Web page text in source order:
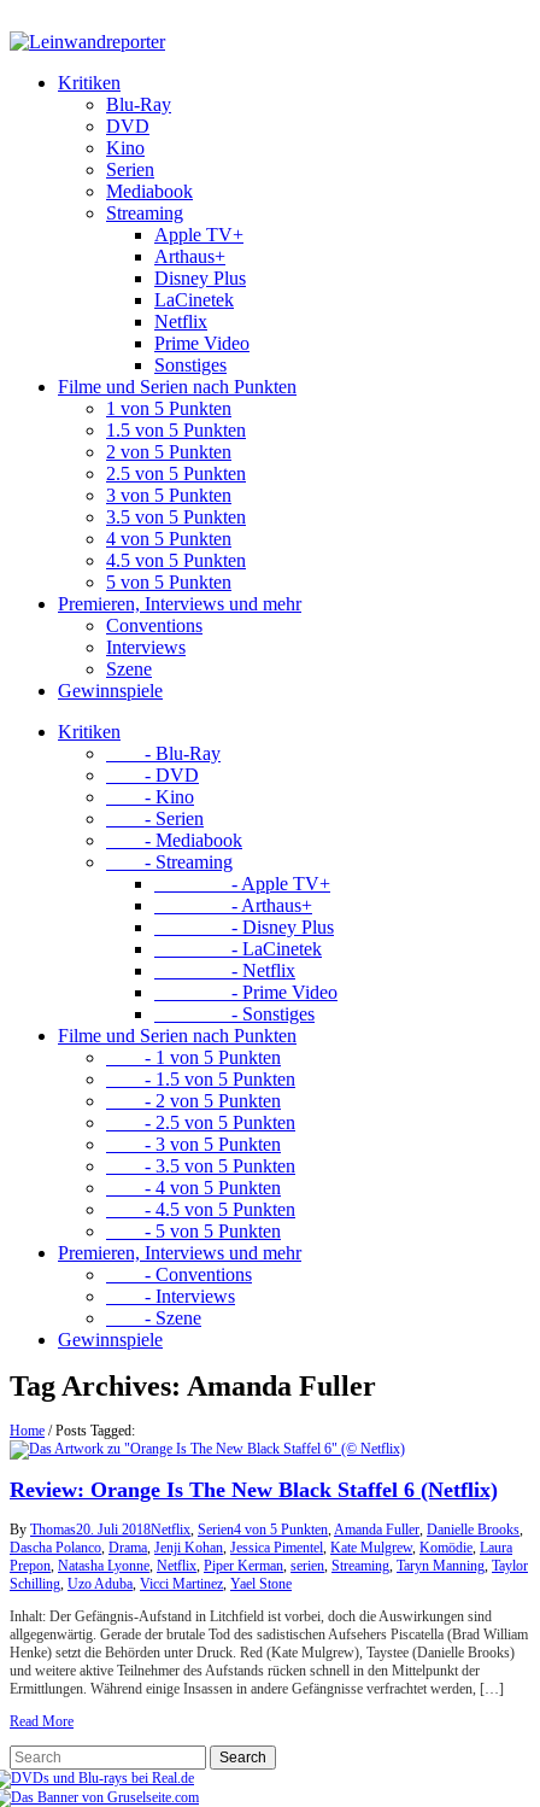
Kritiken
Blu-Ray
DVD
Kino
Serien
Mediabook
Streaming
Apple TV+
Arthaus+
Disney Plus
LaCinetek
Netflix
Prime Video
Sonstiges
Filme und Serien nach Punkten
1 von 5 Punkten
1.5 von 5 Punkten
2 von 5 Punkten
2.5 von 5 Punkten
3 von 5 Punkten
3.5 von 5 Punkten
4 von 5 Punkten
4.5 von 5 Punkten
5 von 5 Punkten
Premieren, Interviews und mehr
Conventions
Interviews
Szene
Gewinnspiele
Kritiken
- Blu-Ray
- DVD
- Kino
- Serien
- Mediabook
- Streaming
- Apple TV+
- Arthaus+
- Disney Plus
- LaCinetek
- Netflix
- Prime Video
- Sonstiges
Filme und Serien nach Punkten
- 1 von 5 Punkten
- 1.5 von 5 Punkten
- 2 von 5 Punkten
- 2.5 von 5 Punkten
- 3 von 5 Punkten
- 3.5 von 5 Punkten
- 4 von 5 Punkten
- 4.5 von 5 Punkten
- 5 von 5 Punkten
Premieren, Interviews und mehr
- Conventions
- Interviews
- Szene
Gewinnspiele
Tag Archives: Amanda Fuller
Home /Posts Tagged:
Review: Orange Is The New Black Staffel 6 (Netflix)
By Thomas20. Juli 2018Netflix, Serien4 von 5 Punkten,Amanda Fuller, Danielle Brooks,
Dascha Polanco, Drama, Jenji Kohan, Jessica Pimentel, Kate Mulgrew, Komödie, Laura
Prepon, Natasha Lyonne, Netflix, Piper Kerman, serien, Streaming, Taryn Manning, Taylor
Schilling, Uzo Aduba, Vicci Martinez, Yael Stone
Inhalt: Der Gefängnis-Aufstand in Litchfield ist vorbei, doch die Auswirkungen sind
allgegenwärtig. Gerade der brutale Tod des sadistischen Aufsehers Piscatella (Brad William
Henke) setzt die Behörden unter Druck. Red (Kate Mulgrew), Taystee (Danielle Brooks)
und weitere aktive Teilnehmer des Aufstands rücken schnell in den Mittelpunkt der
Ermittlungen. Während einige Insassen in andere Gefängnisse verfrachtet werden, […]
Read More